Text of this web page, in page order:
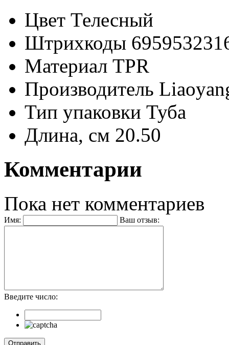
Цвет Телесный
Штрихкоды
Материал TPR
Производитель
Тип упаковки Туба
Длина, см 20.50
Комментарии
Пока нет комментариев
Имя: Ваш отзыв:
Введите число: